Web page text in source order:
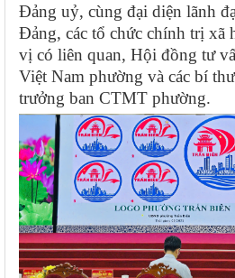
Đảng uỷ, cùng đại diện lãnh
Đảng, các tổ chức chính trị xã
vị có liên quan, Hội đồng tư
Việt Nam phường và các bí
trưởng ban CTMT phường.